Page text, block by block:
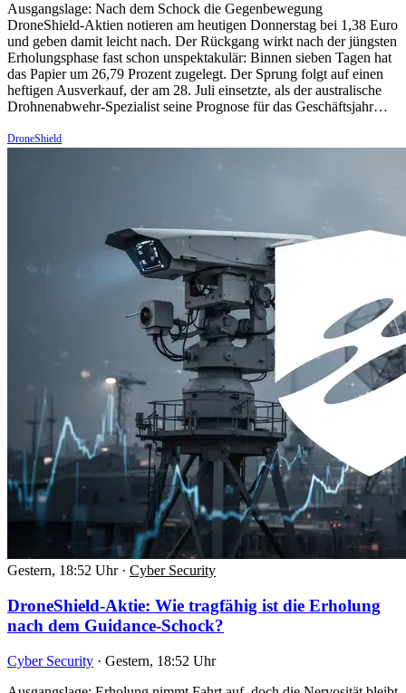
Ausgangslage: Nach dem Schock die Gegenbewegung
DroneShield-Aktien notieren am heutigen Donnerstag bei 1,38 Euro
und geben damit leicht nach. Der Rückgang wirkt nach der jüngsten
Erholungsphase fast schon unspektakulär: Binnen sieben Tagen hat
das Papier um 26,79 Prozent zugelegt. Der Sprung folgt auf einen
heftigen Ausverkauf, der am 28. Juli einsetzte, als der australische
Drohnenabwehr-Spezialist seine Prognose für das Geschäftsjahr…
DroneShield
Gestern, 18:52 Uhr · Cyber Security
DroneShield-Aktie: Wie tragfähig ist die Erholung
nach dem Guidance-Schock?
Cyber Security · Gestern, 18:52 Uhr